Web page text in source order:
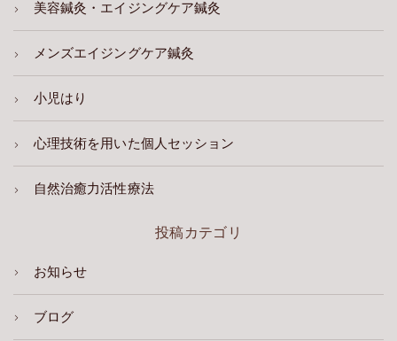
美容鍼灸・エイジングケア鍼灸
メンズエイジングケア鍼灸
小児はり
心理技術を用いた個人セッション
自然治癒力活性療法
投稿カテゴリ
お知らせ
ブログ